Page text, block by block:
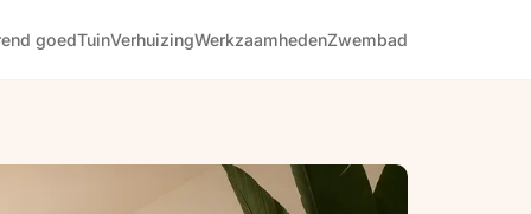
goedTuinVerhuizingWerkzaamhedenZwembad